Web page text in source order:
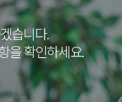
습니다.
을 확인하세요.